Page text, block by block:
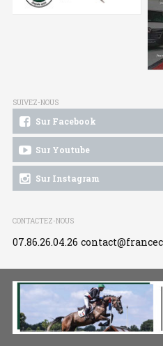
SUIVEZ-NOUS
Sur Facebook
Sur Youtube
Sur Instagram
CONTACTEZ-NOUS
07.86.26.04.26